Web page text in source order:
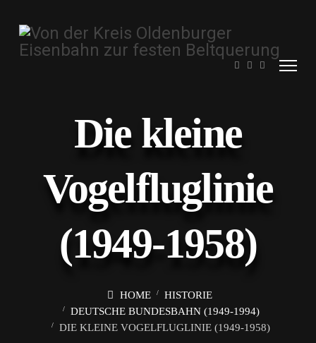
Die kleine
Vogelfluglinie
(1949-1958)
HOME
HISTORIE
DEUTSCHE BUNDESBAHN (1949-1994)
DIE KLEINE VOGELFLUGLINIE (1949-1958)